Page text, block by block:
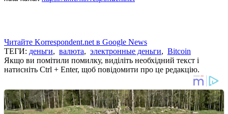
Читайте Korrespondent.net в Google News
ТЕГИ: деньги, валюта, электронные деньги, Bitcoin
Якщо ви помітили помилку, виділіть необхідний текст і
натисніть Ctrl + Enter, щоб повідомити про це редакцію.